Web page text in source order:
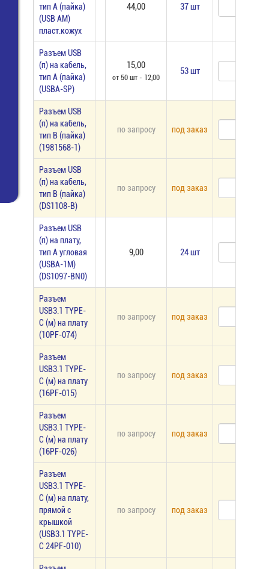
тип А (пайка)
(USB AM)
пласт.кожух
44,00 37 шт
Разъем USB
(п) на кабель,
тип А (пайка)
(USBA-SP)
15,00
от 50 шт - 12,00
53 шт
Разъем USB
(п) на кабель,
тип В (пайка)
(1981568-1)
по запросу под заказ
Разъем USB
(п) на кабель,
тип В (пайка)
(DS1108-B)
по запросу под заказ
Разъем USB
(п) на плату,
тип А угловая
(USBA-1M)
(DS1097-BN0)
9,00 24 шт
Разъем
USB3.1 TYPE-
C (м) на плату
(10PF-074)
по запросу под заказ
Разъем
USB3.1 TYPE-
C (м) на плату
(16PF-015)
по запросу под заказ
Разъем
USB3.1 TYPE-
C (м) на плату
(16PF-026)
по запросу под заказ
Разъем
USB3.1 TYPE-
C (м) на плату,
прямой с
крышкой
(USB3.1 TYPE-
C 24PF-010)
по запросу под заказ